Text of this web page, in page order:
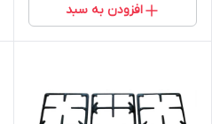
افزودن به سبد